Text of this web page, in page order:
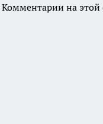
Комментарии на